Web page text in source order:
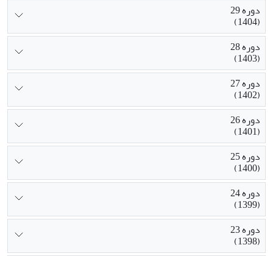
دوره 29
(1404)
دوره 28
(1403)
دوره 27
(1402)
دوره 26
(1401)
دوره 25
(1400)
دوره 24
(1399)
دوره 23
(1398)